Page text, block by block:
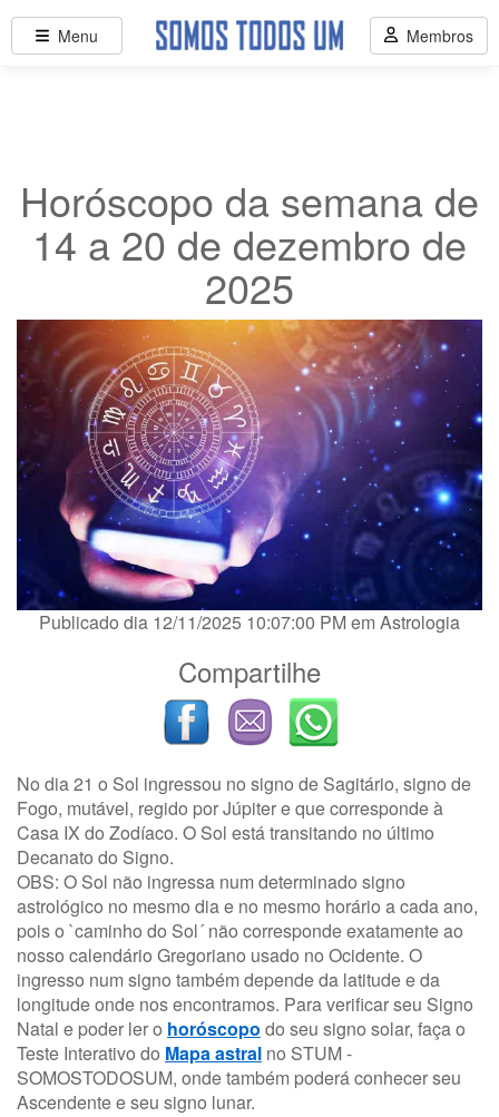
Horóscopo da semana de
14 a 20 de dezembro de
2025
Publicado dia 12/11/2025 10:07:00 PM emAstrologia
Compartilhe
No dia 21 o Sol ingressou no signo de Sagitário, signo de
Fogo, mutável, regido por Júpiter e que corresponde à
Casa IX do Zodíaco. O Sol está transitando no último
Decanato do Signo.
OBS: O Sol não ingressa num determinado signo
astrológico no mesmo dia e no mesmo horário a cada ano,
pois o `caminho do Sol´ não corresponde exatamente ao
nosso calendário Gregoriano usado no Ocidente. O
ingresso num signo também depende da latitude e da
longitude onde nos encontramos. Para verificar seu Signo
Natal e poder ler o horóscopo do seu signo solar, faça o
Teste Interativo do Mapa astral no STUM -
SOMOSTODOSUM, onde também poderá conhecer seu
Ascendente e seu signo lunar.
Menu Membros